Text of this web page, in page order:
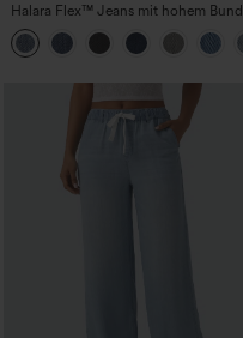
Halara Flex™ Jeans mit hohem Bund
und Taschen, gewaschener, lässiger
Bootcut